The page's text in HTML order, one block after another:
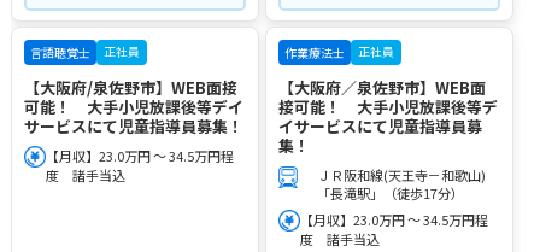
言語聴覚士 正社員
【大阪府/泉佐野市】WEB面接
可能！ 大手小児放課後等デイ
サービスにて児童指導員募集！
【月収】23.0万円 ～ 34.5万円程
度 諸手当込
作業療法士 正社員
【大阪府／泉佐野市】WEB面
接可能！ 大手小児放課後等デ
イサービスにて児童指導員募
集！
ＪＲ阪和線(天王寺－和歌山)
「長滝駅」（徒歩17分）
【月収】23.0万円 ～ 34.5万円程
度 諸手当込